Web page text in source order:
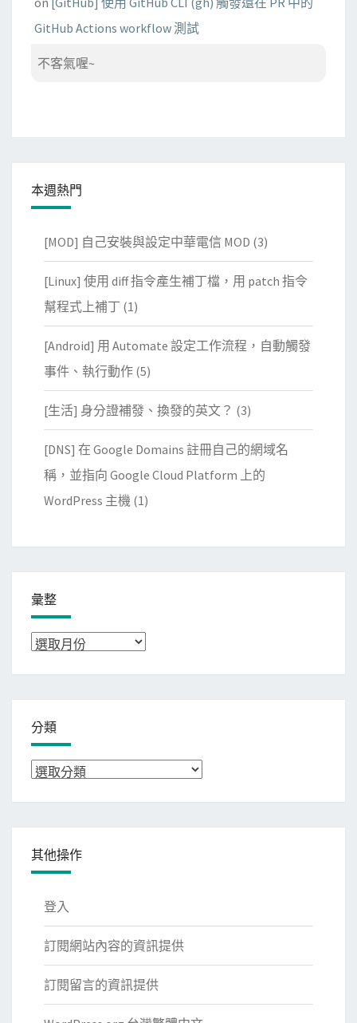
GitHub Actions workflow 測試
不客氣喔~
本週熱門
[MOD] 自己安裝與設定中華電信 MOD (3)
[Linux] 使用 diff 指令產生補丁檔，用 patch 指令
幫程式上補丁 (1)
[Android] 用 Automate 設定工作流程，自動觸發
事件、執行動作 (5)
[生活] 身分證補發、換發的英文？ (3)
[DNS] 在 Google Domains 註冊自己的網域名
稱，並指向 Google Cloud Platform 上的
WordPress 主機 (1)
彙整
彙
分類
分
其他操作
登入
訂閱網站內容的資訊提供
訂閱留言的資訊提供